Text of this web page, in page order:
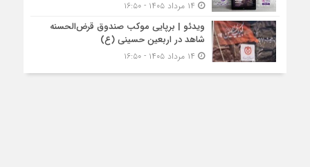
ویدئو | برپایی موکب صندوق قرض‌الحسنه
شاهد در اربعین حسینی (ع)